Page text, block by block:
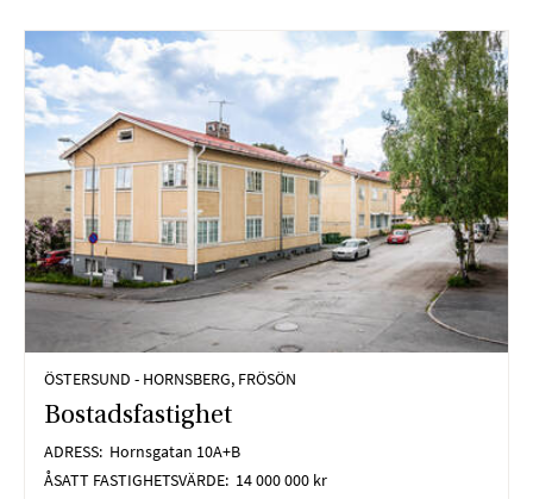
ÖSTERSUND - HORNSBERG, FRÖSÖN
Bostadsfastighet
ADRESS: Hornsgatan 10A+B
ÅSATT FASTIGHETSVÄRDE: 14 000 000 kr
webbplatsen.
Webbplatsen
fungerar inte
korrekt utan
dessa cookies.
Statistik
Cookies för
statistik hjälper
en
webbplatsägare
att förstå hur
rapportera in